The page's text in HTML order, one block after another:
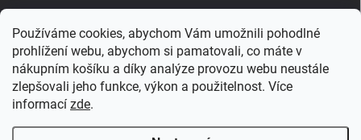
Používáme cookies, abychom Vám umožnili pohodlné
prohlížení webu, abychom si pamatovali, co máte v
nákupním košíku a díky analýze provozu webu neustále
zlepšovali jeho funkce, výkon a použitelnost. Více
informací zde.